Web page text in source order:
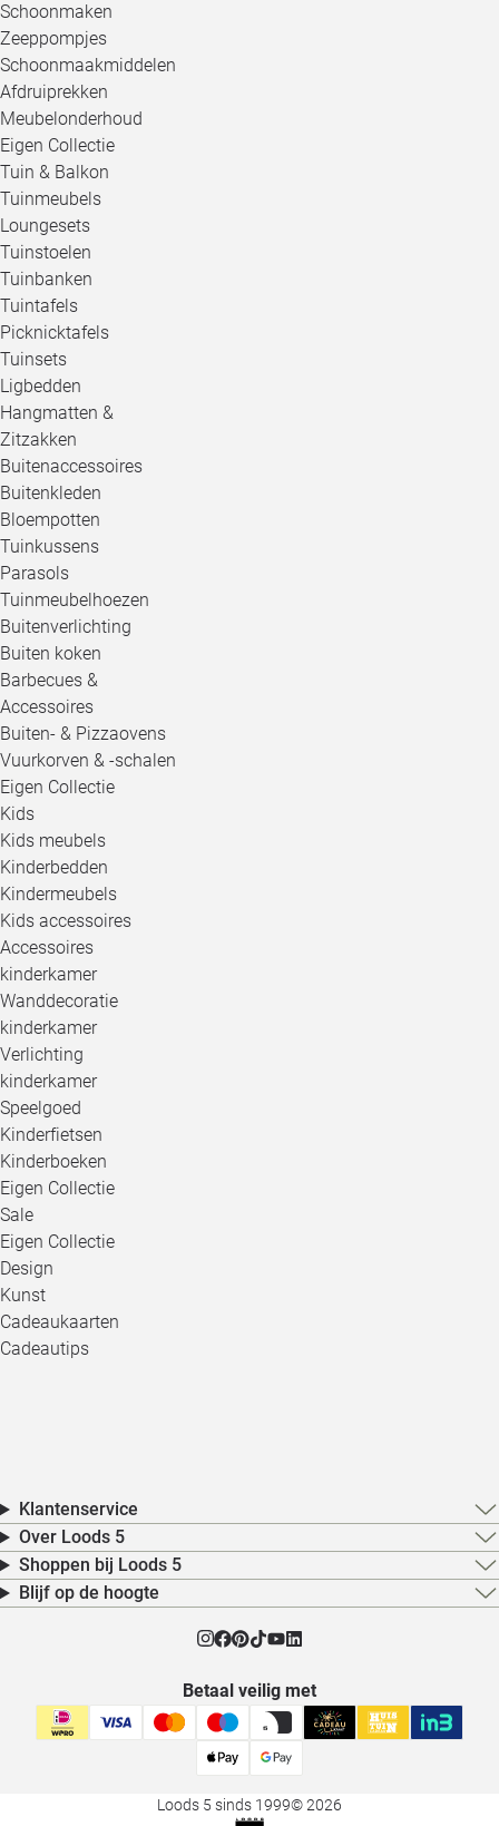
Schoonmaken
Zeeppompjes
Schoonmaakmiddelen
Afdruiprekken
Meubelonderhoud
Eigen Collectie
Tuin & Balkon
Tuinmeubels
Loungesets
Tuinstoelen
Tuinbanken
Tuintafels
Picknicktafels
Tuinsets
Ligbedden
Hangmatten &
Zitzakken
Buitenaccessoires
Buitenkleden
Bloempotten
Tuinkussens
Parasols
Tuinmeubelhoezen
Buitenverlichting
Buiten koken
Barbecues &
Accessoires
Buiten- & Pizzaovens
Vuurkorven & -schalen
Eigen Collectie
Kids
Kids meubels
Kinderbedden
Kindermeubels
Kids accessoires
Accessoires
kinderkamer
Wanddecoratie
kinderkamer
Verlichting
kinderkamer
Speelgoed
Kinderfietsen
Kinderboeken
Eigen Collectie
Sale
Eigen Collectie
Design
Kunst
Cadeaukaarten
Cadeautips
Klantenservice
Over Loods 5
Shoppen bij Loods 5
Blijf op de hoogte
Betaal veilig met
Loods 5 sinds 1999© 2026